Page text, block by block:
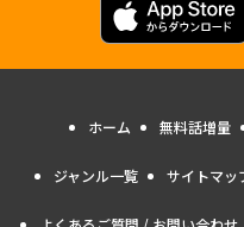
ホーム 無料話増量
ジャンル一覧 サイトマッ